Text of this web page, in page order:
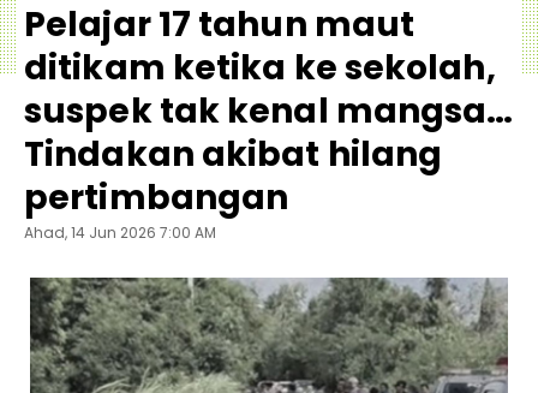
Pelajar 17 tahun maut
ditikam ketika ke sekolah,
suspek tak kenal mangsa…
Tindakan akibat hilang
pertimbangan
Ahad, 14 Jun 2026 7:00 AM